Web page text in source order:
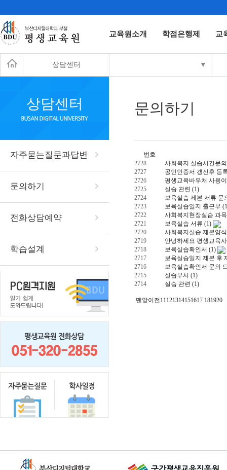
교육원소개 학점은행제 교
상담센터 ▼
상담센터
자주묻는질문과답변
문의하기
전화상담예약
학습설계
문의하기
번호
2728
사회복지 실습시간문의
2727
공인인증서 갱신후 등
2726
평생교육바우처 사용
2725
실습 관련 (1)
2724
보육실습 제본 서류 문
2723
보육실습일지 출근부
2722
사회복지현장실습 과
2721
보육실습 서류 (1)
2720
사회복지실습 제본양
2719
안녕하세요 평생교육
2718
보육실습확인서 (1)
2717
보육실습일지 제본 후
2716
보육실습확인서 문의
2715
실습부서 (1)
2714
실습 관련 (1)
맨앞이전 11121314151617 181920